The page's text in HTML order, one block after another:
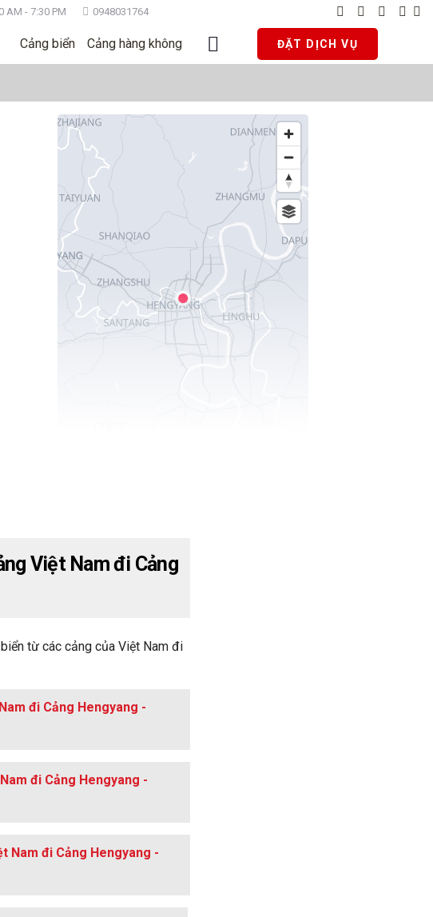
AM - 7:30 PM 0948031764
Cảng biển Cảng hàng không ĐẶT DỊCH VỤ
Việt Nam đi Cảng
từ các cảng của Việt Nam đi
đi Cảng Hengyang -
đi Cảng Hengyang -
Nam đi Cảng Hengyang -